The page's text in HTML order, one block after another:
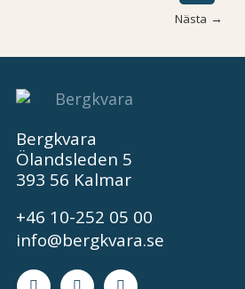
Nästa →
Bergkvara
Ölandsleden 5
393 56 Kalmar
+46 10-252 05 00
info@bergkvara.se
FacebookInstagram